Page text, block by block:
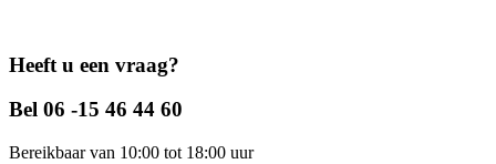
Heeft u een vraag?
Bel 06 -15 46 44 60
Bereikbaar van 10:00 tot 18:00 uur